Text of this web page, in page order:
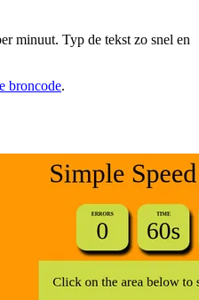
minuut. Typ de tekst zo snel en
broncode.